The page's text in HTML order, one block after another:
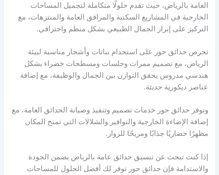
العامة بالرياض، حيث تقدم حلولًا متكاملة لتجميل المساحات
الخارجية في المشاريع السكنية والمرافق العامة والمنتزهات، مع
التركيز على إبراز الجمال الطبيعي بشكل منظم واحترافي.
تحرص حدائق حور على استخدام نباتات وأشجار مناسبة لبيئة
الرياض، مع تصميم ممرات وجلسات ومسطحات خضراء بشكل
هندسي مدروس يحقق التوازن بين الجمال والوظيفة، مع إضافة
عناصر ديكورية حديثة.
وتوفر حدائق حور خدمات تصميم وتنفيذ وصيانة الحدائق العامة، مع
إضافة الإضاءة الخارجية والنوافير والشلالات التي تمنح المكان
مظهرًا حضاريًا جذابًا ومريحًا للزوار.
إذا كنت تبحث عن تنسيق حدائق عامة بالرياض يضمن الجودة
والاستدامة فإن حدائق حور توفر لك أفضل الحلول للمساحات